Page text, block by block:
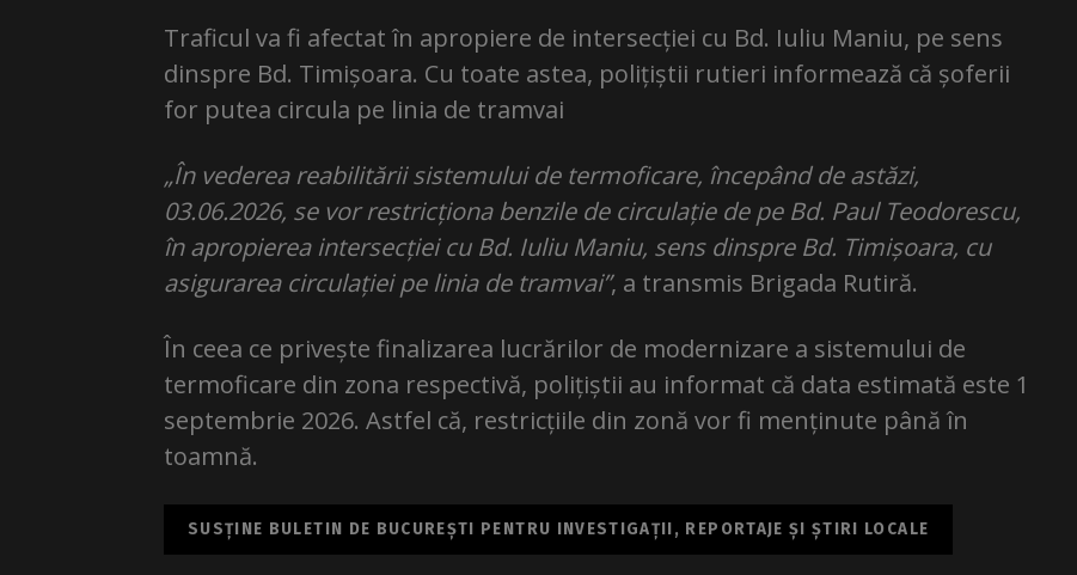
Traficul va fi afectat în apropiere de intersecției cu Bd. Iuliu Maniu, pe sens
dinspre Bd. Timișoara. Cu toate astea, polițiștii rutieri informează că șoferii
for putea circula pe linia de tramvai
„În vederea reabilitării sistemului de termoficare, începând de astăzi,
03.06.2026, se vor restricționa benzile de circulație de pe Bd. Paul Teodorescu,
în apropierea intersecției cu Bd. Iuliu Maniu, sens dinspre Bd. Timișoara, cu
asigurarea circulației pe linia de tramvai”, a transmis Brigada Rutiră.
În ceea ce privește finalizarea lucrărilor de modernizare a sistemului de
termoficare din zona respectivă, polițiștii au informat că data estimată este 1
septembrie 2026. Astfel că, restricțiile din zonă vor fi menținute până în
toamnă.
SUSȚINE BULETIN DE BUCUREȘTI PENTRU INVESTIGAȚII, REPORTAJE ȘI ȘTIRI LOCALE